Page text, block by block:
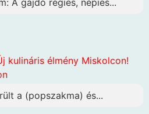
A gajdó régies, népies...
kulináris élmény Miskolcon!
a (popszakma) és...